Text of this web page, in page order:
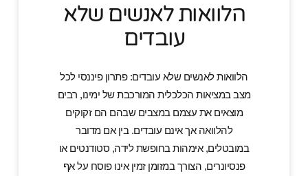
הלוואות לאנשים שלא
עובדים
הלוואות לאנשים שלא עובדים: פתרון פיננסי לכל
מצב במציאות הכלכלית המורכבת של ימינו, רבים
מוצאים את עצמם במצבים שבהם הם זקוקים
להלוואה אך אינם עובדים. בין אם מדובר
במובטלים, אימהות בחופשת לידה, סטודנטים או
פנסיונרים, הצורך במזומן זמין אינו פוסח על אף